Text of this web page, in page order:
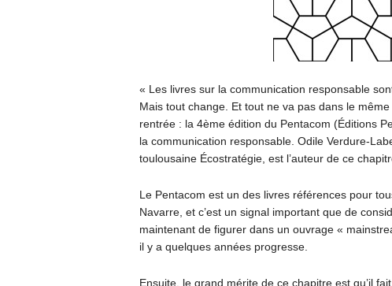
« Les livres sur la communication responsable
Mais tout change. Et tout ne va pas dans le
rentrée : la 4ème édition du Pentacom (Éditions
la communication responsable. Odile Verdure-
toulousaine Écostratégie, est l’auteur de ce
Le Pentacom est un des livres références pour
Navarre, et c’est un signal important que de
maintenant de figurer dans un ouvrage «
il y a quelques années progresse.
Ensuite, le grand mérite de ce chapitre est qu’il